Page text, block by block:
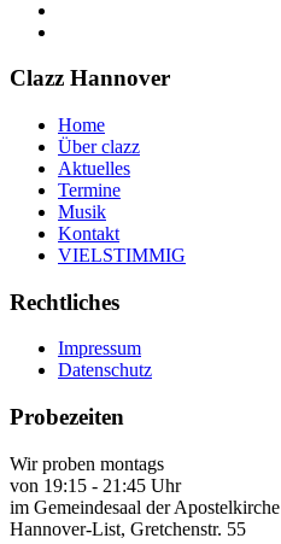
Clazz Hannover
Home
Über clazz
Aktuelles
Termine
Musik
Kontakt
VIELSTIMMIG
Rechtliches
Impressum
Datenschutz
Probezeiten
Wir proben montags
von 19:15 - 21:45 Uhr
im Gemeindesaal der Apostelkirche
Hannover-List, Gretchenstr. 55